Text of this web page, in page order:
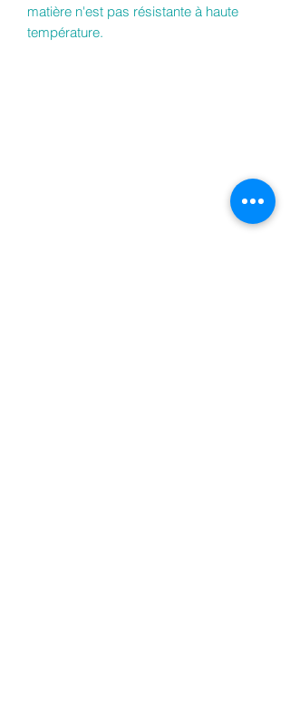
matière n'est pas résistante à haute
température.